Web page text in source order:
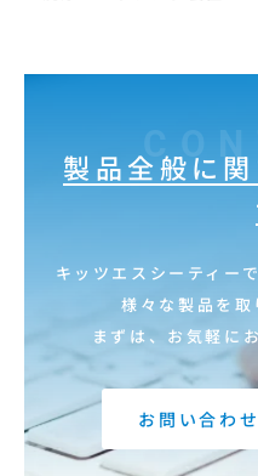
製品全般に
キッツエスシーティー
様々な製品を取
まずは、お気軽に
お問い合わ